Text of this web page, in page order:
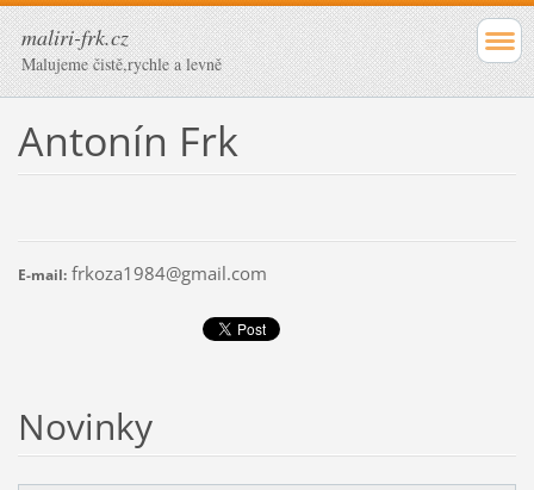
maliri-frk.cz
Malujeme čistě,rychle a levně
Antonín Frk
E-mail:frkoza1984@gmail.com
Novinky